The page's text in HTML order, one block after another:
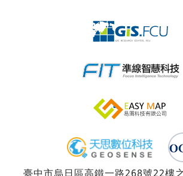
臺中市烏日區高鐵一路268號22樓